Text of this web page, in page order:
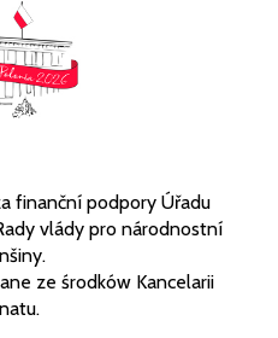
finanční podpory Úřadu
vlády pro národnostní
ze środków Kancelarii